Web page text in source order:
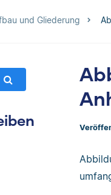
und Gliederung